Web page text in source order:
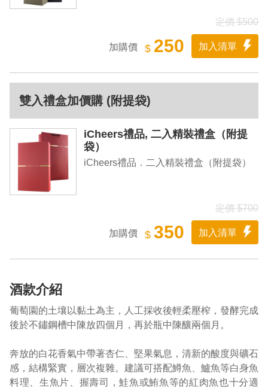
定價 $500
$ 250 加入清單
加購價
雙入禮盒加價購 (附提袋)
iCheers禮品, 二入精裝禮盒（附提
袋）
iCheers禮品．二入精裝禮盒（附提袋）
定價 $700
$ 350 加入清單
加購價
酒款介紹
葡萄園的土壤以黏土為主，人工採收後輕柔壓榨，發酵完成
後於不鏽鋼槽中陳放四個月，再於瓶中陳釀兩個月。
奔放的白花香氣中帶著杏仁、堅果氣息，清新的酸度與礦石
感，結構緊實，層次複雜。建議可搭配鱒魚、鱸魚等白身魚
料理、生魚片、握壽司，鮭魚或鮪魚等的紅肉魚也十分適